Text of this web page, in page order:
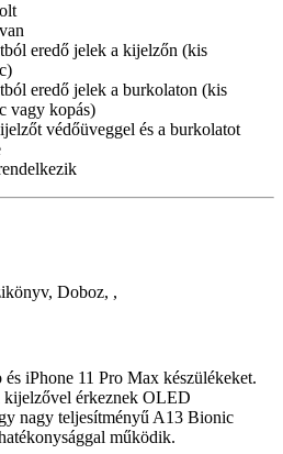
eredő jelek a kijelzőn (kis
eredő jelek a burkolaton (kis
vagy kopás)
védőüveggel és a burkolatot
Doboz, ,
iPhone 11 Pro Max készülékeket.
érkeznek OLED
nagy teljesítményű A13 Bionic
működik.